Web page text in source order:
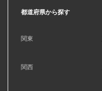
都道府県から探す
関東
関西